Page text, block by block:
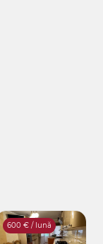
600 € / lună